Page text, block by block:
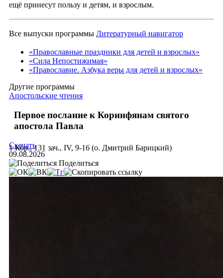
ещё принесут пользу и детям, и взрослым.
Все выпуски программы Литературный навигатор
«Православные праздники для детей и взрослых»
«Сила Непостижимая»
«Православие. Азбука веры для детей и взрослых»
Другие программы
Апостольские чтения
Первое послание к Коринфянам святого
апостола Павла
1 Кор., 131 зач., IV, 9-16 (о. Дмитрий Барицкий)
Скачать
09.08.2026
Поделиться